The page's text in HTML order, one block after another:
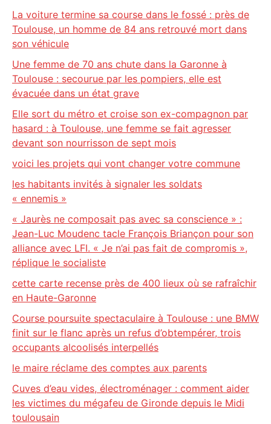
La voiture termine sa course dans le fossé : près de
Toulouse, un homme de 84 ans retrouvé mort dans
son véhicule
Une femme de 70 ans chute dans la Garonne à
Toulouse : secourue par les pompiers, elle est
évacuée dans un état grave
Elle sort du métro et croise son ex-compagnon par
hasard : à Toulouse, une femme se fait agresser
devant son nourrisson de sept mois
voici les projets qui vont changer votre commune
les habitants invités à signaler les soldats
« ennemis »
« Jaurès ne composait pas avec sa conscience » :
Jean-Luc Moudenc tacle François Briançon pour son
alliance avec LFI. « Je n’ai pas fait de compromis »,
réplique le socialiste
cette carte recense près de 400 lieux où se rafraîchir
en Haute-Garonne
Course poursuite spectaculaire à Toulouse : une BMW
finit sur le flanc après un refus d’obtempérer, trois
occupants alcoolisés interpellés
le maire réclame des comptes aux parents
Cuves d’eau vides, électroménager : comment aider
les victimes du mégafeu de Gironde depuis le Midi
toulousain